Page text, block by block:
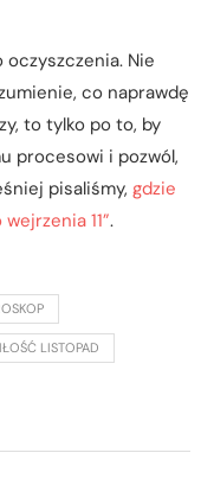
Nie
co naprawdę
to tylko po to, by
procesowi i pozwól,
pisaliśmy, gdzie
11”.
LISTOPAD